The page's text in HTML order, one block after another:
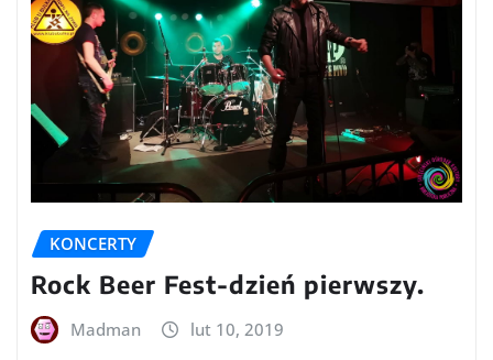
KONCERTY
Rock Beer Fest-dzień pierwszy.
Madman lut 10, 2019